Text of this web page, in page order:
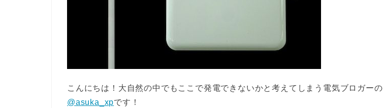
こんにちは！大自然の中でもここで発電できないかと考えてしまう電気ブロガーの
@asuka_xpです！